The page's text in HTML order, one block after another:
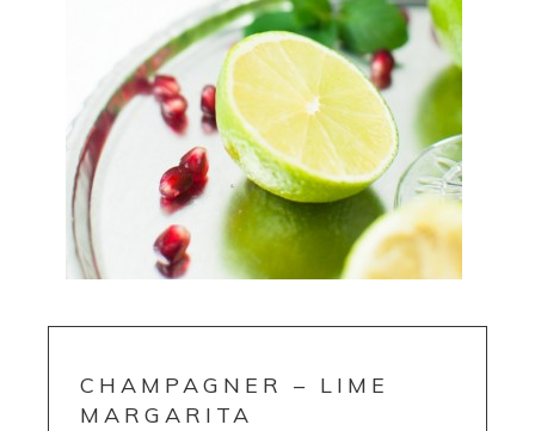
CHAMPAGNER – LIME
MARGARITA